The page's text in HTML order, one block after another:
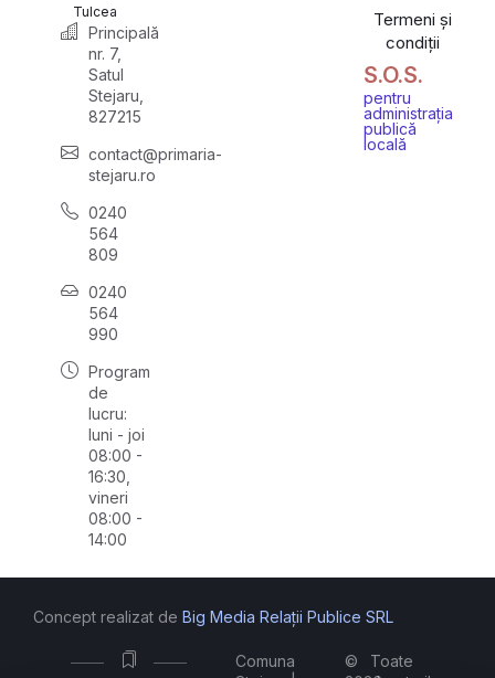
Tulcea
Principală
nr. 7,
Satul
Stejaru,
827215
contact@primaria-
stejaru.ro
0240
564
809
0240
564
990
Program
de
lucru:
luni - joi
08:00 -
16:30,
vineri
08:00 -
14:00
Termeni și
condiții
S.O.S.
pentru
administrația
publică
locală
Comuna
©
Toate
Concept realizat de Big Media Relații Publice SRL